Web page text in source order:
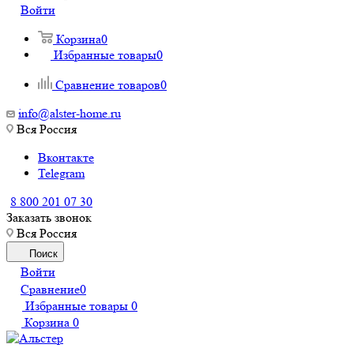
Войти
Корзина0
Избранные товары0
Сравнение товаров0
info@alster-home.ru
Вся Россия
Вконтакте
Telegram
8 800 201 07 30
Заказать звонок
Вся Россия
Поиск
Войти
Сравнение0
Избранные товары 0
Корзина 0